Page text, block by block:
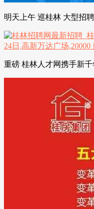
明天上午 巡桂林 大型招
重磅 桂林人才网携手新